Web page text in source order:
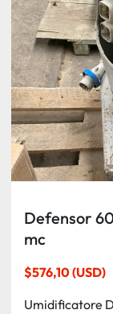
Defensor
mc
$576,10 (USD)
Umidificatore